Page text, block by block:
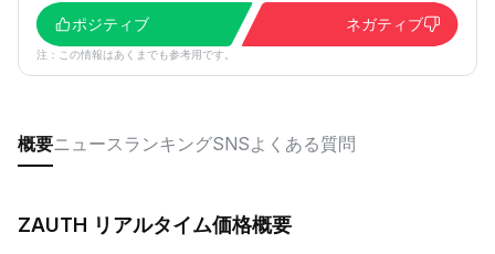
ポジティブ
ネガティブ
注：この情報はあくまでも参考用です。
概要ニュース ランキングSNSよくある質問
ZAUTH リアルタイム価格概要